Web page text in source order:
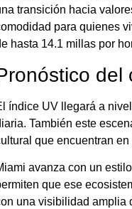
transición hacia
para quienes
hasta 14.1 millas por
del
índice UV llegará a
También este
que encuentran
avanza con un
que ese
una visibilidad amplia